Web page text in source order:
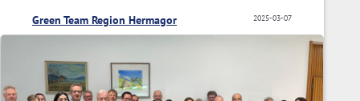
2025-03-07
Green Team Region Hermagor